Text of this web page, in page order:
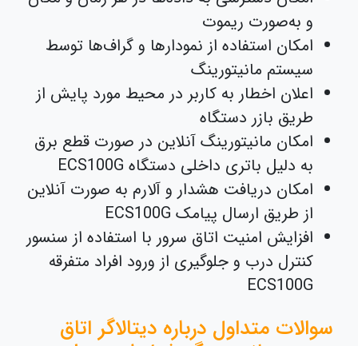
و به‌صورت ریموت
امکان استفاده از نمودارها و گراف‌ها توسط
سیستم مانیتورینگ
اعلان اخطار به کاربر در محیط مورد پایش از
طریق بازر دستگاه
امکان مانیتورینگ آنلاین در صورت قطع برق
به دلیل باتری داخلی دستگاه ECS100G
امکان دریافت هشدار و آلارم به صورت آنلاین
از طریق ارسال پیامک ECS100G
افزایش امنیت اتاق سرور با استفاده از سنسور
کنترل درب و جلوگیری از ورود افراد متفرقه
ECS100G
سوالات متداول درباره دیتالاگر اتاق